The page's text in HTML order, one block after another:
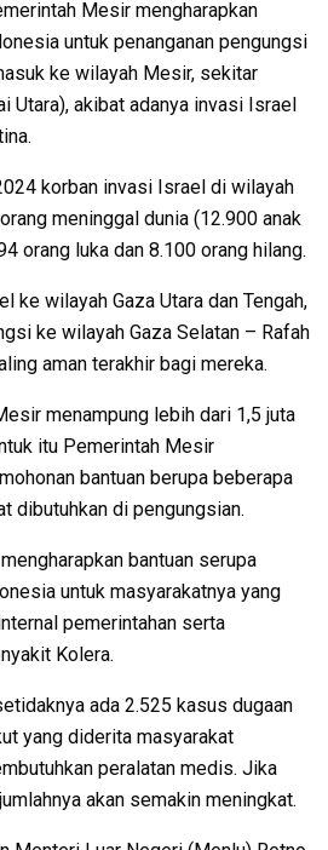
Mesir mengharapkan
untuk penanganan pengungsi
ke wilayah Mesir, sekitar
Utara), akibat adanya invasi Israel
korban invasi Israel di wilayah
meninggal dunia (12.900 anak
orang luka dan 8.100 orang hilang.
ke wilayah Gaza Utara dan Tengah,
ke wilayah Gaza Selatan – Rafah
aman terakhir bagi mereka.
menampung lebih dari 1,5 juta
itu Pemerintah Mesir
bantuan berupa beberapa
dibutuhkan di pengungsian.
bantuan serupa
untuk masyarakatnya yang
pemerintahan serta
Kolera.
ada 2.525 kasus dugaan
yang diderita masyarakat
peralatan medis. Jika
akan semakin meningkat.